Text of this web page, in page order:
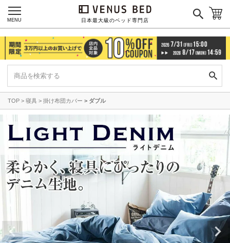
日本最大級のベッド専門店
MENU
TOP 寝具 掛け布団カバー ダブル